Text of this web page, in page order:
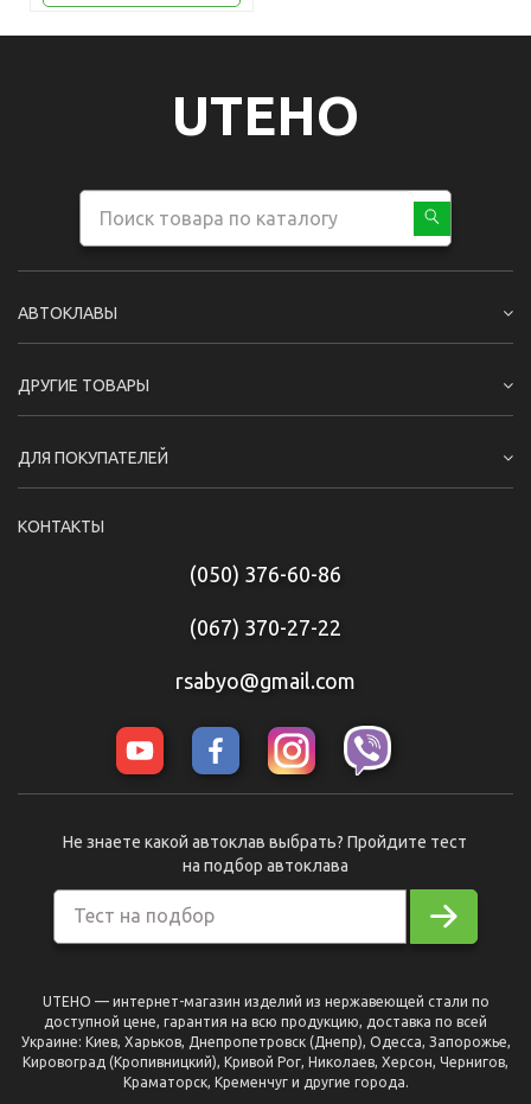
UTEHO
АВТОКЛАВЫ
ДРУГИЕ ТОВАРЫ
ДЛЯ ПОКУПАТЕЛЕЙ
КОНТАКТЫ
(050) 376-60-86
(067) 370-27-22
rsabyo@gmail.com
Тест на подбор
Не знаете какой автоклав выбрать? Пройдите тест
на подбор автоклава
UTEHO — интернет-магазин изделий из нержавеющей стали по
доступной цене, гарантия на всю продукцию, доставка по всей
Украине: Киев, Харьков, Днепропетровск (Днепр), Одесса, Запорожье,
Кировоград (Кропивницкий), Кривой Рог, Николаев, Херсон, Чернигов,
Краматорск, Кременчуг и другие города.